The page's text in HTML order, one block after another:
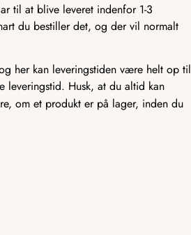
til at blive leveret indenfor 1-3
du bestiller det, og der vil normalt
her kan leveringstiden være helt op til
leveringstid. Husk, at du altid kan
om et produkt er på lager, inden du